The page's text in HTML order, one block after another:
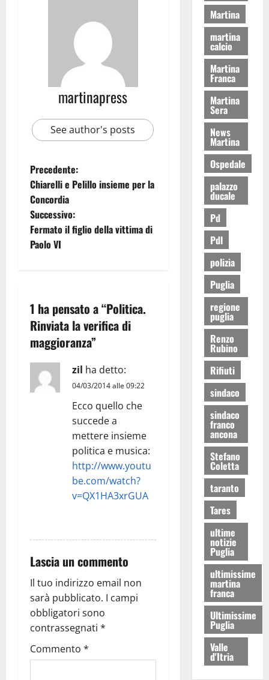
martinapress
See author's posts
Precedente:
Chiarelli e Pelillo insieme per la
Concordia
Successivo:
Fermato il figlio della vittima di
Paolo VI
1 ha pensato a “Politica.
Rinviata la verifica di
maggioranza”
zil ha detto:
04/03/2014 alle 09:22
Ecco quello che
succede a
mettere insieme
politica e musica:
http://www.youtu
be.com/watch?
v=QX1HA3xrGUA
Lascia un commento
Il tuo indirizzo email non
sarà pubblicato. I campi
obbligatori sono
contrassegnati *
Commento *
Martina
martina
calcio
Martina
Franca
Martina
Sera
News
Martina
Ospedale
palazzo
ducale
Pd
Pdl
polizia
Puglia
regione
puglia
Renzo
Rubino
Rifiuti
sindaco
sindaco
franco
ancona
Stefano
Coletta
taranto
Tares
ultime
notizie
Puglia
ultimissime
martina
franca
Ultimissime
Puglia
Valle
d'Itria